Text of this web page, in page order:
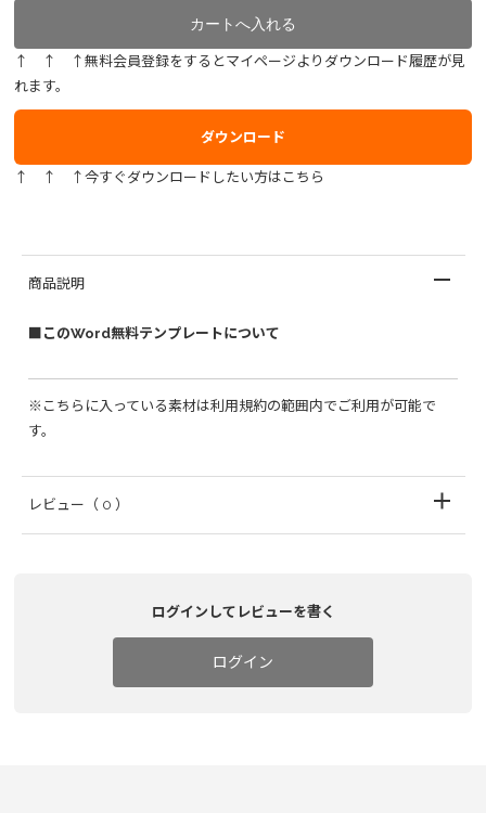
↑ ↑ ↑無料会員登録をするとマイページよりダウンロード履歴が見
れます。
ダウンロード
↑ ↑ ↑今すぐダウンロードしたい方はこちら
商品説明
■このWord無料テンプレートについて
※こちらに入っている素材は利用規約の範囲内でご利用が可能で
す。
レビュー （ 0 ）
ログインしてレビューを書く
ログイン